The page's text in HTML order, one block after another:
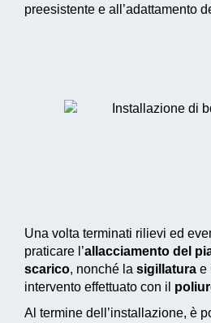
preesistente e all’adattamento
Una volta terminati rilievi ed
praticare l’allacciamento del
scarico, nonché la sigillatura e
intervento effettuato con il
Al termine dell’installazione, è